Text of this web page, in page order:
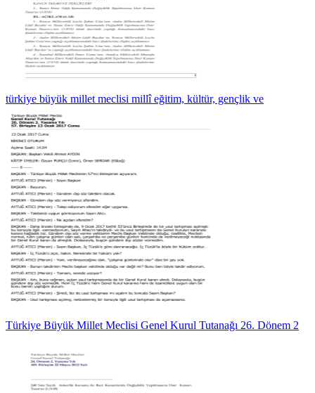
türkiye büyük millet meclisi millî eğitim, kültür, gençlik ve
Türkiye Büyük Millet Meclisi Genel Kurul Tutanağı 26. Dönem 2